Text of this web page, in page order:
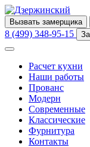
Вызвать замерщика
8 (499) 348-95-15
Расчет кухни
Наши работы
Прованс
Модерн
Современные
Классические
Фурнитура
Контакты